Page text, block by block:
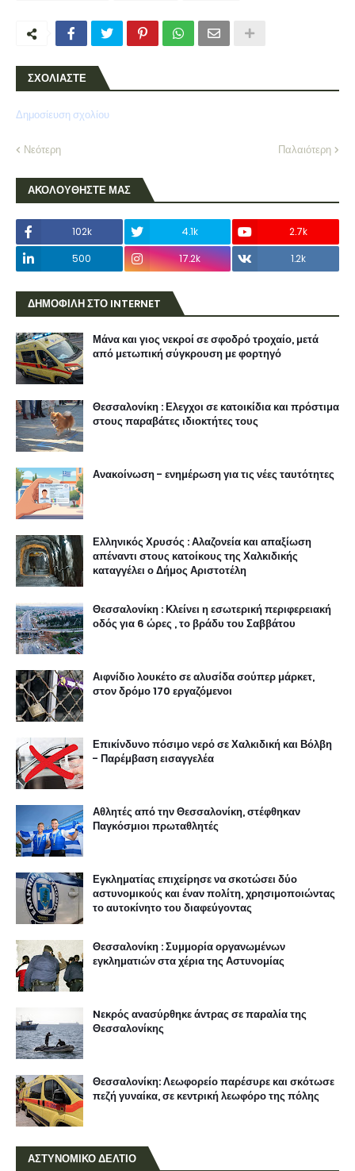
ΣΧΟΛΙΑΣΤΕ
Δημοσίευση σχολίου
Νεότερη Παλαιότερη
ΑΚΟΛΟΥΘΗΣΤΕ ΜΑΣ
102k 4.1k
2.7k
500
17.2k 1.2k
ΔΗΜΟΦΙΛΗ ΣΤΟ INTERNET
Μάνα και γιος νεκροί σε σφοδρό τροχαίο, μετά
από μετωπική σύγκρουση με φορτηγό
Θεσσαλονίκη : Ελεγχοι σε κατοικίδια και πρόστιμα
στους παραβάτες ιδιοκτήτες τους
Ανακοίνωση - ενημέρωση για τις νέες ταυτότητες
Ελληνικός Χρυσός : Αλαζονεία και απαξίωση
απέναντι στους κατοίκους της Χαλκιδικής
καταγγέλει ο Δήμος Αριστοτέλη
Θεσσαλονίκη : Κλείνει η εσωτερική περιφερειακή
οδός για 6 ώρες , το βράδυ του Σαββάτου
Αιφνίδιο λουκέτο σε αλυσίδα σούπερ μάρκετ,
στον δρόμο 170 εργαζόμενοι
Επικίνδυνο πόσιμο νερό σε Χαλκιδική και Βόλβη
- Παρέμβαση εισαγγελέα
Αθλητές από την Θεσσαλονίκη, στέφθηκαν
Παγκόσμιοι πρωταθλητές
Εγκληματίας επιχείρησε να σκοτώσει δύο
αστυνομικούς και έναν πολίτη, χρησιμοποιώντας
το αυτοκίνητο του διαφεύγοντας
Θεσσαλονίκη : Συμμορία οργανωμένων
εγκληματιών στα χέρια της Αστυνομίας
Nεκρός ανασύρθηκε άντρας σε παραλία της
Θεσσαλονίκης
Θεσσαλονίκη: Λεωφορείο παρέσυρε και σκότωσε
πεζή γυναίκα, σε κεντρική λεωφόρο της πόλης
ΑΣΤΥΝΟΜΙΚΟ ΔΕΛΤΙΟ